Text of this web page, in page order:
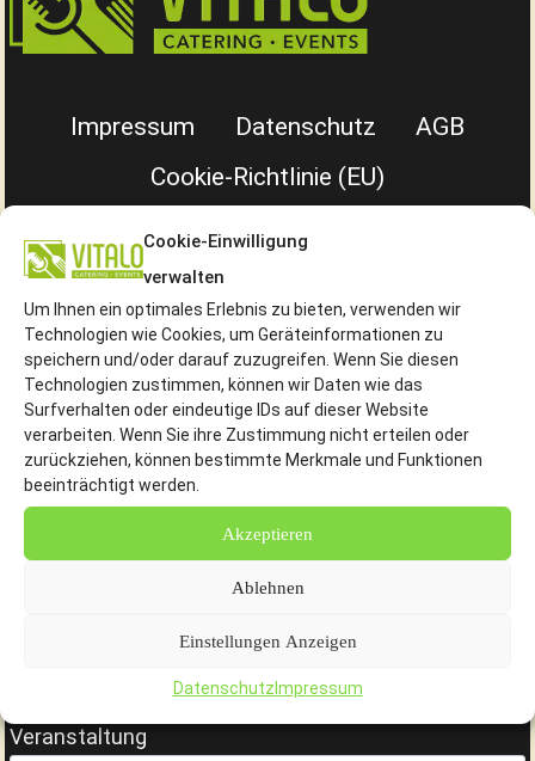
Cookie-Einwilligung
verwalten
Um Ihnen ein optimales Erlebnis zu bieten, verwenden wir
Technologien wie Cookies, um Geräteinformationen zu
speichern und/oder darauf zuzugreifen. Wenn Sie diesen
Technologien zustimmen, können wir Daten wie das
Surfverhalten oder eindeutige IDs auf dieser Website
verarbeiten. Wenn Sie ihre Zustimmung nicht erteilen oder
zurückziehen, können bestimmte Merkmale und Funktionen
beeinträchtigt werden.
Akzeptieren
Ablehnen
Einstellungen Anzeigen
Datenschutz Impressum
Impressum Datenschutz
AGB
Cookie-Richtlinie (EU)
© 2026 Vitalo Catering Hannover
Partyservice & Fingerfood.
Ihr Name
Ihre E-Mail-Adresse
Veranstaltung